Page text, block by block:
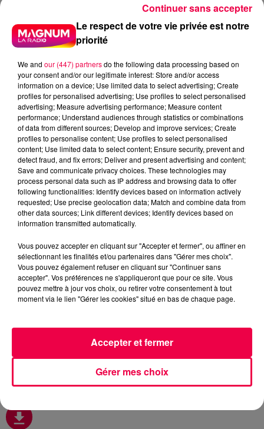
MAGNUM LA RADIO
MAGNUM DRIVE
QUIZZ TONIC
BAINS LES BAINS
VOSGES
NATHAN SLAMA
QUIZZ TONIC avec Amandine de Bains-les-Bains
(30/01)
30 janvier 2026 - 3 min 27 sec
QUIZZ TONIC AVEC AMANDINE DE BAINS-LES-
QUIZZ TONIC avec Amandine de Bains-les-Bains
Le respect de votre vie privée est notre
priorité
We and our (447) partnersdo the following data processing based on
your consent and/or our legitimate interest: Store and/or access
information on a device; Use limited data to select advertising; Create
profiles for personalised advertising; Use profiles to select personalised
advertising; Measure advertising performance; Measure content
performance; Understand audiences through statistics or combinations
of data from different sources; Develop and improve services; Create
profiles to personalise content; Use profiles to select personalised
content; Use limited data to select content; Ensure security, prevent and
detect fraud, and fix errors; Deliver and present advertising and content;
Save and communicate privacy choices. These technologies may
process personal data such as IP address and browsing data to offer
following functionalities: Identify devices based on information actively
requested; Use precise geolocation data; Match and combine data from
other data sources; Link different devices; Identify devices based on
information transmitted automatically.
Vous pouvez accepter en cliquant sur "Accepter et fermer", ou affiner en
sélectionnant les finalités et/ou partenaires dans "Gérer mes choix".
Vous pouvez également refuser en cliquant sur "Continuer sans
accepter". Vos préférences ne s'appliqueront que pour ce site. Vous
pouvez mettre à jour vos choix, ou retirer votre consentement à tout
moment via le lien "Gérer les cookies" situé en bas de chaque page.
Gérer mes choix
Accepter et fermer
Continuer sans accepter